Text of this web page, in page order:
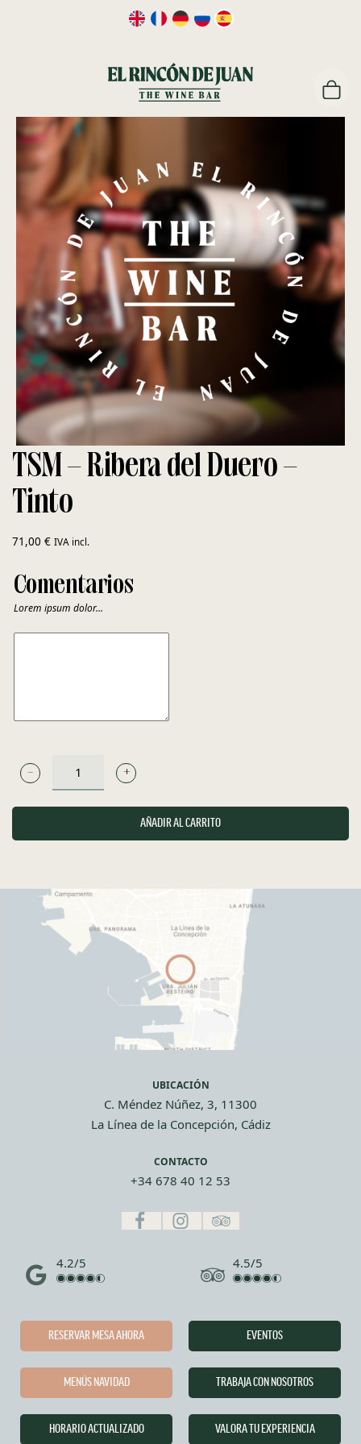
TSM – Ribera del Duero –
Tinto
71,00 € IVA incl.
Comentarios
Lorem ipsum dolor…
TSM
RIBERA
DUERO
CANTIDAD
AÑADIR AL CARRITO
UBICACIÓN
C. Méndez Núñez, 3, 11300
La Línea de la Concepción, Cádiz
CONTACTO
+34 678 40 12 53
4.2/5 4.5/5
RESERVAR MESA AHORA
MENÚS NAVIDAD
HORARIO ACTUALIZADO
EVENTOS
TRABAJA CON NOSOTROS
VALORA TU EXPERIENCIA